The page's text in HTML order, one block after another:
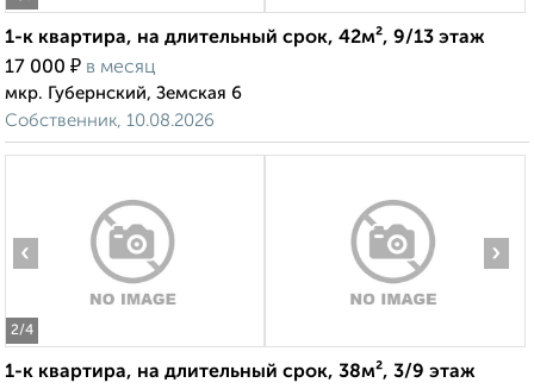
1-к квартира, на длительный срок, 42м², 9/13 этаж
17 000 ₽ в месяц
мкр. Губернский, Земская 6
Собственник, 10.08.2026
2/4
‹ ›
1-к квартира, на длительный срок, 38м², 3/9 этаж